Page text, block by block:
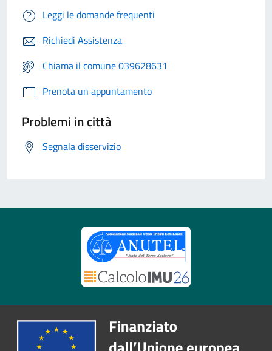
Leggi le domande frequenti
Richiedi Assistenza
Chiama il comune 039628631
Prenota un appuntamento
Problemi in città
Segnala disservizio